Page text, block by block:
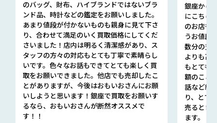
のバッグ、財布、ハイブランドではないブラ
ンド品、時計などの鑑定をお願いしました。
あまり値段が付かないものも親身に見て下さ
り、合わせて満足のいく買取価格にしてくだ
さいました！店内は明るく清潔感があり、ス
タッフの方々の対応もとても丁寧で素晴らし
いです。色々なお話もできてとても楽しく買
取をお願いできました。他店でも売却したこ
とがありますが、今後はおもいおさんにお願
いしようと思います！銀座で買取をお願いす
るなら、おもいおさんが断然オススメで
す！！
銀座から
にこちら
のお店も
うお値段
数分の査
よりも高
もとても
額のこと
話など細
り、とて
売るとき
ます。